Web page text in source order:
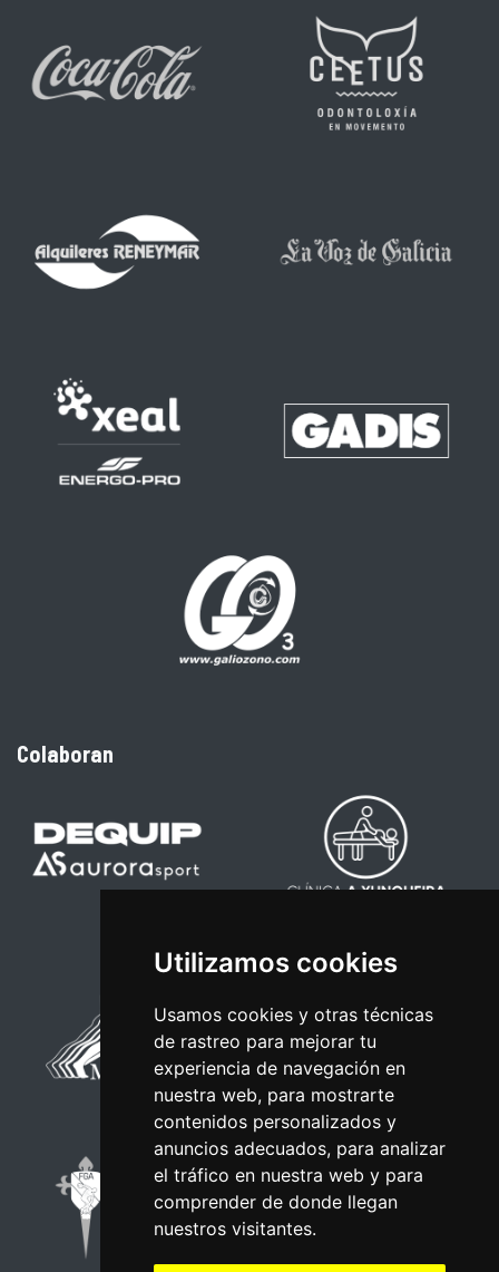
Utilizamos cookies
Usamos cookies y otras técnicas
de rastreo para mejorar tu
experiencia de navegación en
nuestra web, para mostrarte
contenidos personalizados y
anuncios adecuados, para analizar
el tráfico en nuestra web y para
comprender de donde llegan
nuestros visitantes.
Colaboran